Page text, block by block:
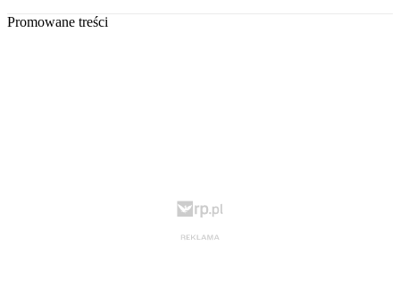
Promowane treści